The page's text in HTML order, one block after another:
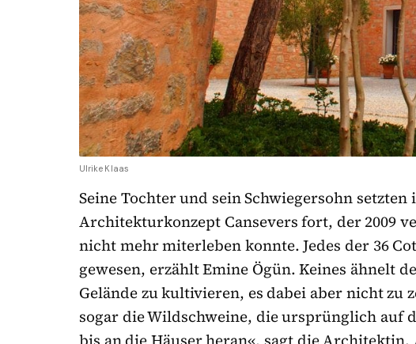
Ulrike Klaas
Seine Tochter und sein Schwiegersohn
Architekturkonzept Cansevers fort, der 2009
nicht mehr miterleben konnte. Jedes der 36
gewesen, erzählt Emine Ögün. Keines ähnelt
Gelände zu kultivieren, es dabei aber nicht zu
sogar die Wildschweine, die ursprünglich auf